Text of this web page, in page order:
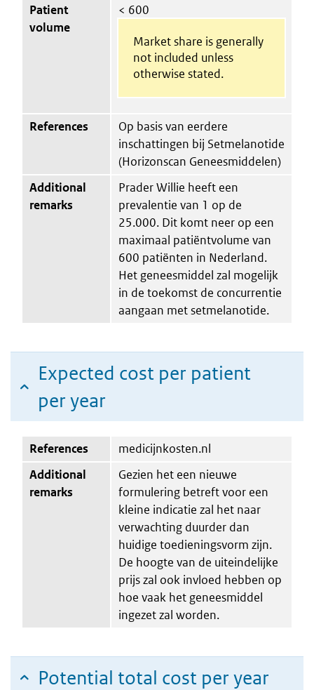
Patient
volume
< 600
Market share is generally
not included unless
otherwise stated.
References
Op basis van eerdere
inschattingen bij Setmelanotide
(Horizonscan Geneesmiddelen)
Additional
remarks
Prader Willie heeft een
prevalentie van 1 op de
25.000. Dit komt neer op een
maximaal patiëntvolume van
600 patiënten in Nederland.
Het geneesmiddel zal mogelijk
in de toekomst de concurrentie
aangaan met setmelanotide.
Expected cost per patient
per year
References
medicijnkosten.nl
Additional
remarks
Gezien het een nieuwe
formulering betreft voor een
kleine indicatie zal het naar
verwachting duurder dan
huidige toedieningsvorm zijn.
De hoogte van de uiteindelijke
prijs zal ook invloed hebben op
hoe vaak het geneesmiddel
ingezet zal worden.
Potential total cost per year